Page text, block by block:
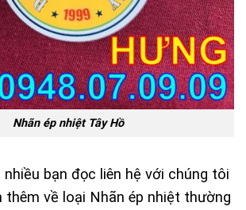
Nhãn ép nhiệt Tây Hồ
nhiều bạn đọc liên hệ với chúng tôi
về loại Nhãn ép nhiệt thường